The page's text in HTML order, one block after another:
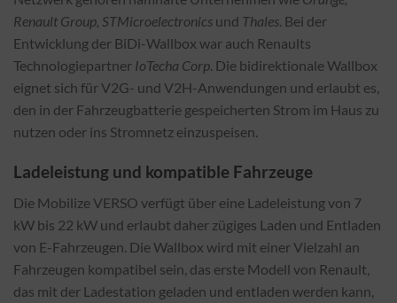
Renault Group, STMicroelectronics und Thales. Bei der
Entwicklung der BiDi-Wallbox war auch Renaults
Technologiepartner IoTecha Corp. Die bidirektionale Wallbox
eignet sich für V2G- und V2H-Anwendungen und erlaubt es,
den in der Fahrzeugbatterie gespeicherten Strom im Haus zu
nutzen oder ins Stromnetz einzuspeisen.
Ladeleistung und kompatible Fahrzeuge
Die Mobilize VERSO verfügt über eine Ladeleistung von 7
kW bis 22 kW und erlaubt daher zügiges Laden und Entladen
von E-Fahrzeugen. Die Wallbox wird mit einer Vielzahl an
Fahrzeugen kompatibel sein, das erste Modell von Renault,
das mit der Ladestation geladen und entladen werden kann,